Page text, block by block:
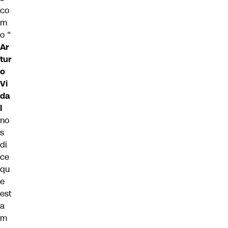
co
m
o “
Ar
tur
o
Vi
da
l
no
s
di
ce
qu
e
est
a
m